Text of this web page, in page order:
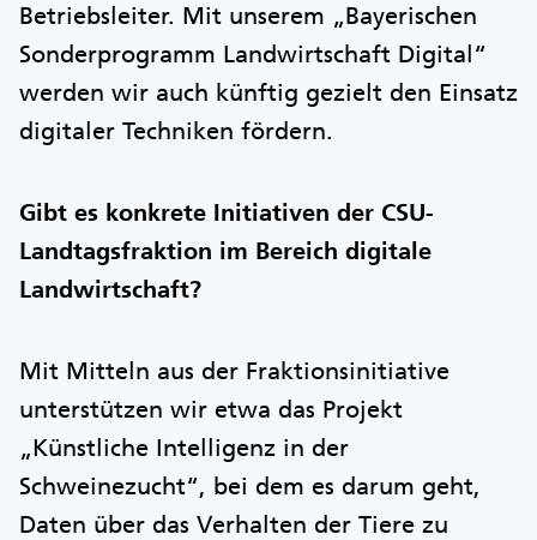
Betriebsleiter. Mit unserem „Bayerischen
Sonderprogramm Landwirtschaft Digital“
werden wir auch künftig gezielt den Einsatz
digitaler Techniken fördern.
Gibt es konkrete Initiativen der CSU-
Landtagsfraktion im Bereich digitale
Landwirtschaft?
Mit Mitteln aus der Fraktionsinitiative
unterstützen wir etwa das Projekt
„Künstliche Intelligenz in der
Schweinezucht“, bei dem es darum geht,
Daten über das Verhalten der Tiere zu